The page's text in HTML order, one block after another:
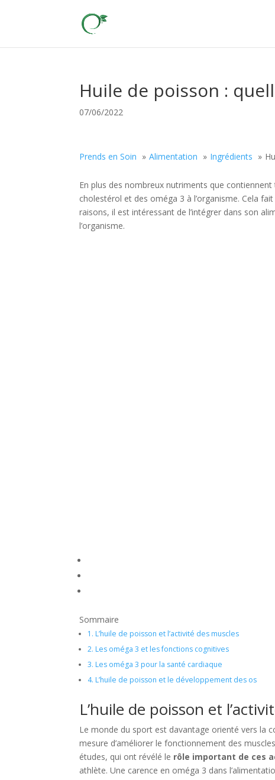
Huile de poisson :
07/06/2022
Prends en Soin Alimentation Ingrédients
En plus des nombreux nutriments que
cholestérol et des oméga 3 à l’organisme. Cela
raisons, il est intéressant de l’intégrer dans son
l’organisme.
Sommaire
1. L’huile de poisson et l’activité des muscles
2. Les oméga 3 et les fonctions cognitives
3. Les oméga 3 pour la santé cardiaque
4. L’huile de poisson et le développement des os
L’huile de poisson et
Le monde du sport est davantage orienté vers la
mesure d’améliorer le fonctionnement des
études, qui ont révélé le rôle important de ces
athlète. Une carence en oméga 3 dans